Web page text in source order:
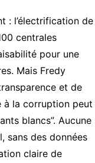
: l’électrification de
centrales
pour une
Mais Fredy
et de
à la corruption peut
blancs”. Aucune
sans des données
claire de